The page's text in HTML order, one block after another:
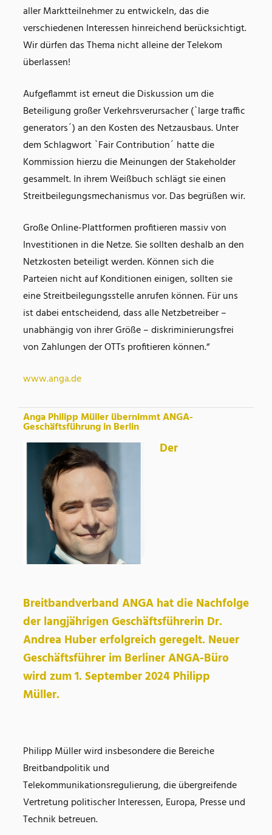
aller Marktteilnehmer zu entwickeln, das die
verschiedenen Interessen hinreichend berücksichtigt.
Wir dürfen das Thema nicht alleine der Telekom
überlassen!
Aufgeflammt ist erneut die Diskussion um die
Beteiligung großer Verkehrsverursacher (`large traffic
generators´) an den Kosten des Netzausbaus. Unter
dem Schlagwort `Fair Contribution´ hatte die
Kommission hierzu die Meinungen der Stakeholder
gesammelt. In ihrem Weißbuch schlägt sie einen
Streitbeilegungsmechanismus vor. Das begrüßen wir.
Große Online-Plattformen profitieren massiv von
Investitionen in die Netze. Sie sollten deshalb an den
Netzkosten beteiligt werden. Können sich die
Parteien nicht auf Konditionen einigen, sollten sie
eine Streitbeilegungsstelle anrufen können. Für uns
ist dabei entscheidend, dass alle Netzbetreiber –
unabhängig von ihrer Größe – diskriminierungsfrei
von Zahlungen der OTTs profitieren können.“
www.anga.de
Anga Philipp Müller übernimmt ANGA-
Geschäftsführung in Berlin
Der
Breitbandverband ANGA hat die Nachfolge
der langjährigen Geschäftsführerin Dr.
Andrea Huber erfolgreich geregelt. Neuer
Geschäftsführer im Berliner ANGA-Büro
wird zum 1. September 2024 Philipp
Müller.
Philipp Müller wird insbesondere die Bereiche
Breitbandpolitik und
Telekommunikationsregulierung, die übergreifende
Vertretung politischer Interessen, Europa, Presse und
Technik betreuen.